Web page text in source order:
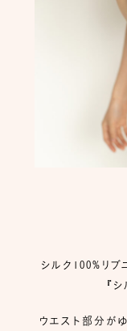
シルク100%リブ
『
ウエスト部分が